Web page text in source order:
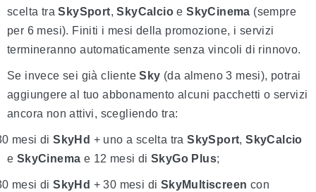
scelta traSkySport,SkyCalcioeSkyCinema (sempre
per 6 mesi). Finiti i mesi della promozione, i servizi
termineranno automaticamente senza vincoli di rinnovo.
Se invece sei già clienteSky (da almeno 3 mesi), potrai
aggiungere al tuo abbonamento alcuni pacchetti o servizi
ancora non attivi, scegliendo tra:
mesi diSkyHd + uno a scelta traSkySport,SkyCalcio
e SkyCinema e 12 mesi diSkyGo Plus;
mesi diSkyHd + 30 mesi di SkyMultiscreen con